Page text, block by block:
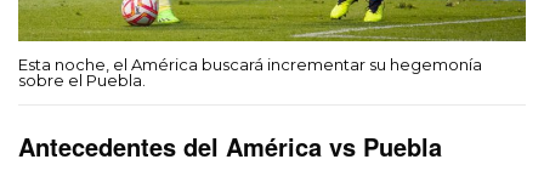
Esta noche, el América buscará incrementar su hegemonía
sobre el Puebla.
Antecedentes del América vs Puebla